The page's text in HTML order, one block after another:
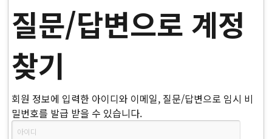
질문/답변으로 계정
찾기
회원 정보에 입력한 아이디와 이메일, 질문/답변으로 임시 비
밀번호를 발급 받을 수 있습니다.